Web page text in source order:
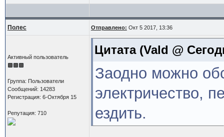
Полес Отправлено: Окт 5 2017, 13:36
Активный пользователь
Группа: Пользователи
Сообщений: 14283
Регистрация: 6-Октября 15
Репутация: 710
Цитата(Vald @
Заодно можно
электричество,
ездить.